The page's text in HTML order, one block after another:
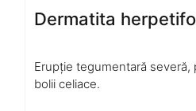
Dermatita
Erupție tegumentară severă,
bolii celiace.